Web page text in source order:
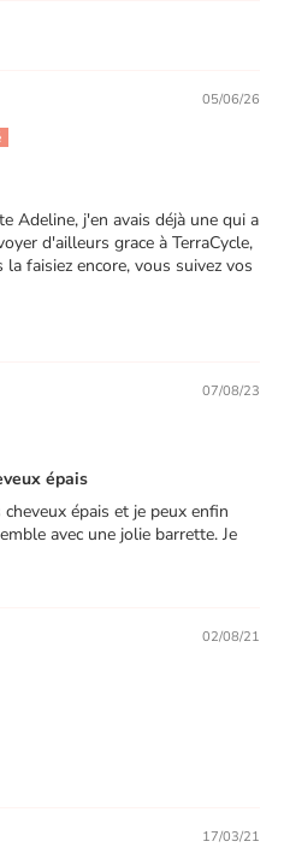
05/06/26
Adeline, j'en avais déjà une qui a
d'ailleurs grace à TerraCycle,
faisiez encore, vous suivez vos
07/08/23
épais
cheveux épais et je peux enfin
avec une jolie barrette. Je
02/08/21
17/03/21